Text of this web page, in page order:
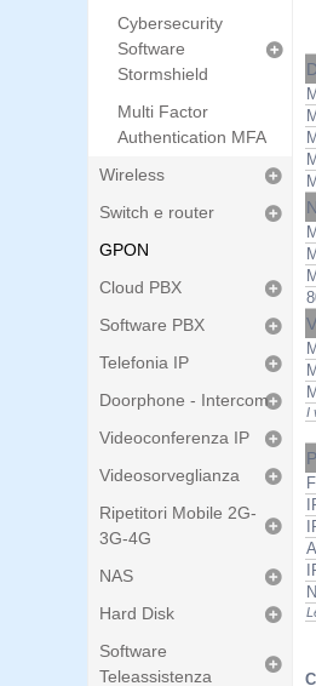
Cybersecurity
Software
Stormshield
Multi Factor
Authentication MFA
Wireless
Switch e router
GPON
Cloud PBX
Software PBX
Telefonia IP
Doorphone - Intercom
Videoconferenza IP
Videosorveglianza
Ripetitori Mobile 2G-
3G-4G
NAS
Hard Disk
Software
Teleassistenza
I